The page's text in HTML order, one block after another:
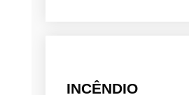
INCÊNDIO